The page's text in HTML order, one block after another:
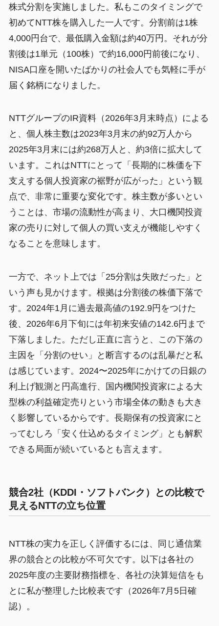
株式分割を実施しました。私もこのタイミングで
初めてNTT株を購入した一人です。分割前は1株
4,000円台で、最低購入金額は約40万円。それが分
割後は1単元（100株）で約16,000円前後になり、
NISA口座を開いたばかりの社会人でも気軽に手が
届く銘柄になりました。
NTTグループのIR資料（2026年3月末時点）による
と、個人株主数は2023年3月末の約92万人から
2025年3月末には約268万人と、約3倍に拡大して
います。これはNTTにとって「長期的に株価を下
支えする個人投資家の裾野が広がった」という観
点で、非常に重要な変化です。株主数が多いとい
うことは、市場の流動性が高まり、大口機関投資
家の売りに対して個人の買い支えが機能しやすく
なることを意味します。
一方で、ネット上では「25分割は失敗だった」と
いう声も見かけます。根拠は分割後の株価下落で
す。2024年1月に過去最高値の192.9円をつけた
後、2026年6月下旬には年初来安値の142.6円まで
下落しました。ただし正直に言うと、この下落の
主因を「分割のせい」と断言するのは乱暴だと私
は感じています。2024〜2025年にかけての日銀の
利上げ観測と円高進行、国内機関投資家による大
型株の利益確定売りという市場全体の動きも大き
く影響しているからです。長期保有の投資家にと
ってむしろ「安く仕込めるタイミング」とも解釈
できる局面が続いているとも言えます。
競合2社（KDDI・ソフトバンク）との比較で
見えるNTTの立ち位置
NTT株の実力を正しく評価するには、同じ通信業
界の競合との比較が不可欠です。以下は各社の
2025年度の主要財務指標を、各社の決算短信をも
とに私が整理した比較表です（2026年7月5日確
認）。